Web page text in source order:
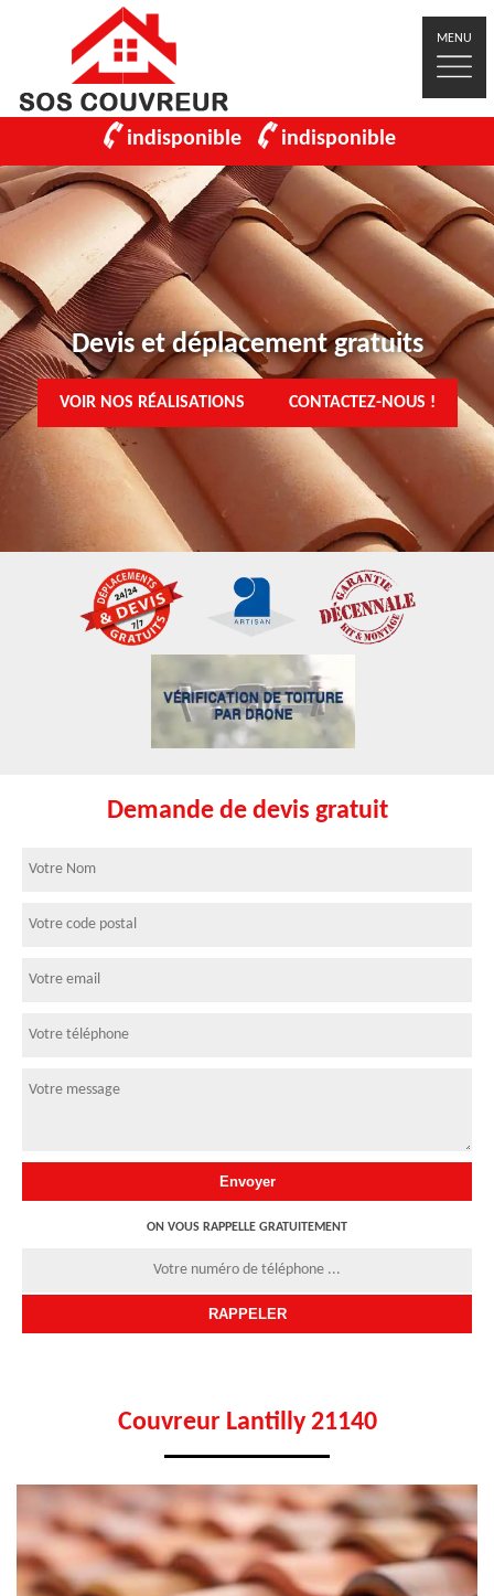
MENU
indisponible indisponible
Devis et déplacement gratuits
VOIR NOS RÉALISATIONS CONTACTEZ-NOUS !
Demande de devis gratuit
ON VOUS RAPPELLE GRATUITEMENT
Couvreur Lantilly 21140